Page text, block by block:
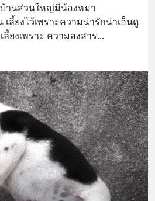
านส่วนใหญ่มีน้องหมา
เลี้ยงไว้เพราะความน่ารักน่าเอ็นดู
ยงเพราะ ความสงสาร...